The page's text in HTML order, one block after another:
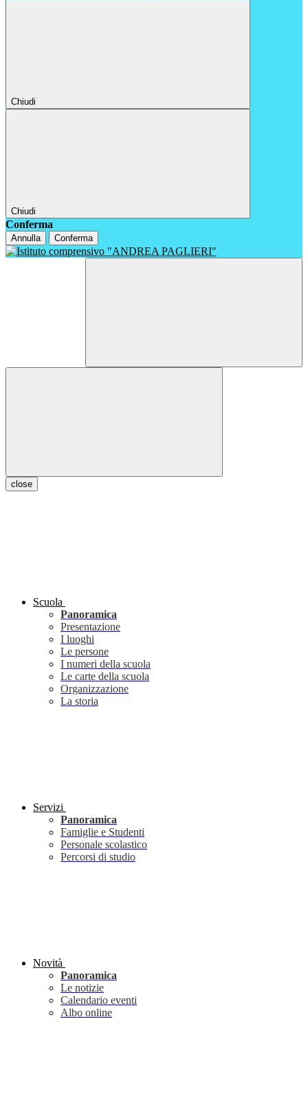
Chiudi
Chiudi
Conferma
Annulla Conferma
close
Scuola
Panoramica
Presentazione
I luoghi
Le persone
I numeri della scuola
Le carte della scuola
Organizzazione
La storia
Servizi
Panoramica
Famiglie e Studenti
Personale scolastico
Percorsi di studio
Novità
Panoramica
Le notizie
Calendario eventi
Albo online